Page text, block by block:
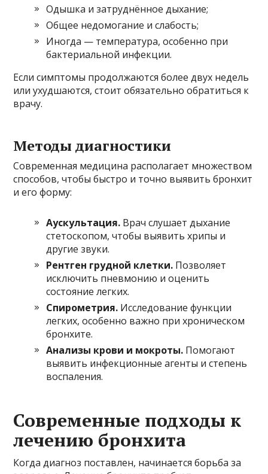
Одышка и затруднённое дыхание;
Общее недомогание и слабость;
Иногда — температура, особенно при
бактериальной инфекции.
Если симптомы продолжаются более двух недель
или ухудшаются, стоит обязательно обратиться к
врачу.
Методы диагностики
Современная медицина располагает множеством
способов, чтобы быстро и точно выявить бронхит
и его форму:
Аускультация. Врач слушает дыхание
стетоскопом, чтобы выявить хрипы и
другие звуки.
Рентген грудной клетки. Позволяет
исключить пневмонию и оценить
состояние легких.
Спирометрия. Исследование функции
легких, особенно важно при хроническом
бронхите.
Анализы крови и мокроты. Помогают
выявить инфекционные агенты и степень
воспаления.
Современные подходы к
лечению бронхита
Когда диагноз поставлен, начинается борьба за